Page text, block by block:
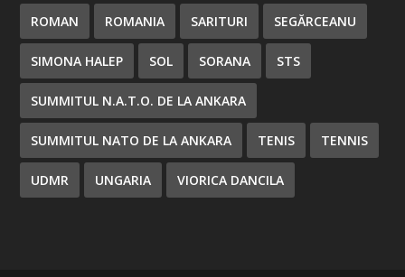
ROMAN ROMANIA SARITURI SEGĂRCEANU
SIMONA HALEP SOL SORANA STS
SUMMITUL N.A.T.O. DE LA ANKARA
SUMMITUL NATO DE LA ANKARA TENIS TENNIS
UDMR UNGARIA VIORICA DANCILA